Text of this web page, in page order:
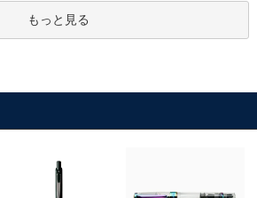
もっと見る